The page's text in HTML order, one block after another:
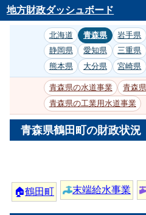
地方財政ダッシュボード
北海道 青森県 岩手県
静岡県
愛知県 三重県
熊本県
大分県 宮崎県
青森県の水道事業 青森
青森県の工業用水道事業
青森県鶴田町の財政状況
🏠鶴田町 末端給水事業